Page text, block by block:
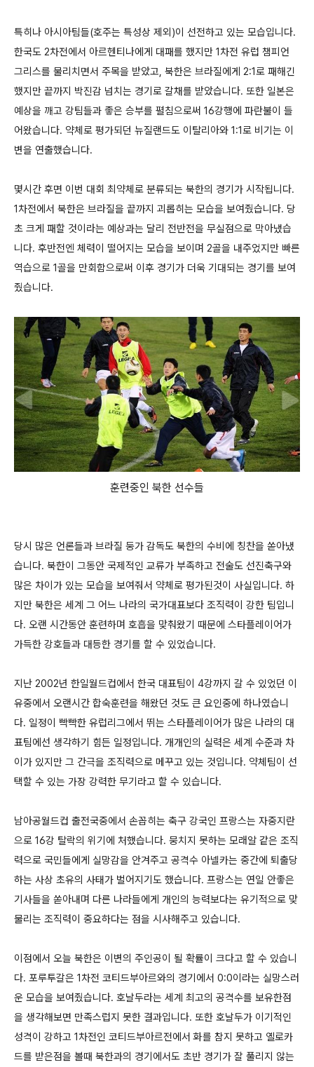
특히나 아시아팀들(호주는 특성상 제외)이 선전하고 있는 모습입니다.
한국도 2차전에서 아르헨티나에게 대패를 했지만 1차전 유럽 챔피언
그리스를 물리치면서 주목을 받았고, 북한은 브라질에게 2:1로 패해긴
했지만 끝까지 박진감 넘치는 경기로 갈채를 받았습니다. 또한 일본은
예상을 깨고 강팀들과 좋은 승부를 펼침으로써 16강행에 파란불이 들
어왔습니다. 약체로 평가되던 뉴질랜드도 이탈리아와 1:1로 비기는 이
변을 연출했습니다.
몇시간 후면 이번 대회 최약체로 분류되는 북한의 경기가 시작됩니다.
1차전에서 북한은 브라질을 끝까지 괴롭히는 모습을 보여줬습니다. 당
초 크게 패할 것이라는 예상과는 달리 전반전을 무실점으로 막아냈습
니다. 후반전엔 체력이 떨어지는 모습을 보이며 2골을 내주었지만 빠른
역습으로 1골을 만회함으로써 이후 경기가 더욱 기대되는 경기를 보여
줬습니다.
훈련중인 북한 선수들
당시 많은 언론들과 브라질 둥가 감독도 북한의 수비에 칭찬을 쏟아냈
습니다. 북한이 그동안 국제적인 교류가 부족하고 전술도 선진축구와
많은 차이가 있는 모습을 보여줘서 약체로 평가된것이 사실입니다. 하
지만 북한은 세계 그 어느 나라의 국가대표보다 조직력이 강한 팀입니
다. 오랜 시간동안 훈련하며 호흡을 맞춰왔기 때문에 스타플레이어가
가득한 강호들과 대등한 경기를 할 수 있었습니다.
지난 2002년 한일월드컵에서 한국 대표팀이 4강까지 갈 수 있었던 이
유중에서 오랜시간 합숙훈련을 해왔던 것도 큰 요인중에 하나였습니
다. 일정이 빡빡한 유럽리그에서 뛰는 스타플레이어가 많은 나라의 대
표팀에선 생각하기 힘든 일정입니다. 개개인의 실력은 세계 수준과 차
이가 있지만 그 간극을 조직력으로 메꾸고 있는 것입니다. 약체팀이 선
택할 수 있는 가장 강력한 무기라고 할 수 있습니다.
남아공월드컵 출전국중에서 손꼽히는 축구 강국인 프랑스는 자중지란
으로 16강 탈락의 위기에 처했습니다. 뭉치지 못하는 모래알 같은 조직
력으로 국민들에게 실망감을 안겨주고 공격수 아넬카는 중간에 퇴출당
하는 사상 초유의 사태가 벌어지기도 했습니다. 프랑스는 연일 안좋은
기사들을 쏟아내며 다른 나라들에게 개인의 능력보다는 유기적으로 맞
물리는 조직력이 중요하다는 점을 시사해주고 있습니다.
이점에서 오늘 북한은 이변의 주인공이 될 확률이 크다고 할 수 있습니
다. 포루투갈은 1차전 코티드부아르와의 경기에서 0:0이라는 실망스러
운 모습을 보여줬습니다. 호날두라는 세계 최고의 공격수를 보유한점
을 생각해보면 만족스럽지 못한 결과입니다. 또한 호날두가 이기적인
성격이 강하고 1차전인 코티드부아르전에서 화를 참지 못하고 옐로카
드를 받은점을 볼때 북한과의 경기에서도 초반 경기가 잘 풀리지 않는